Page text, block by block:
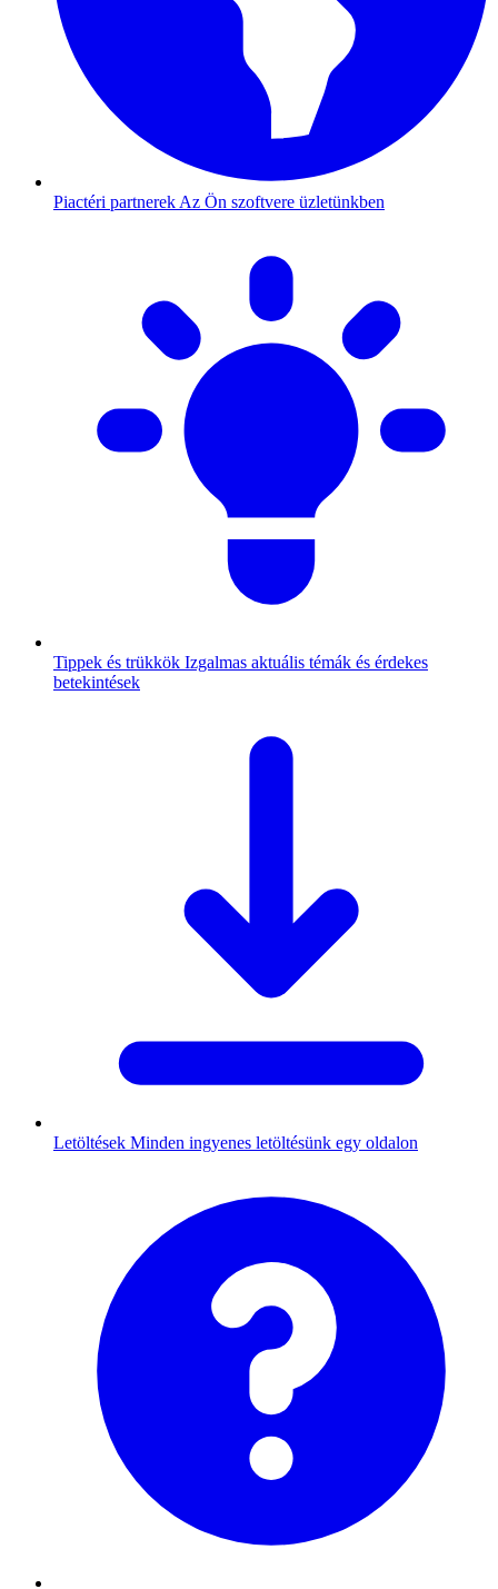
Piactéri partnerek Az Ön szoftvere üzletünkben
Tippek és trükkök Izgalmas aktuális témák és érdekes
betekintések
Letöltések Minden ingyenes letöltésünk egy oldalon